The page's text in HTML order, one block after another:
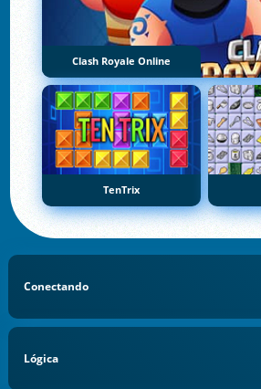
Clash Royale Online
TenTrix
Conectando
Lógica